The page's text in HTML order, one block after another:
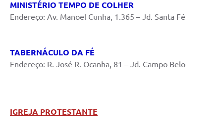
MINISTÉRIO TEMPO DE COLHER
Endereço: Av. Manoel Cunha, 1.365 – Jd. Santa Fé
TABERNÁCULO DA FÉ
Endereço: R. José R. Ocanha, 81 – Jd. Campo Belo
IGREJA PROTESTANTE